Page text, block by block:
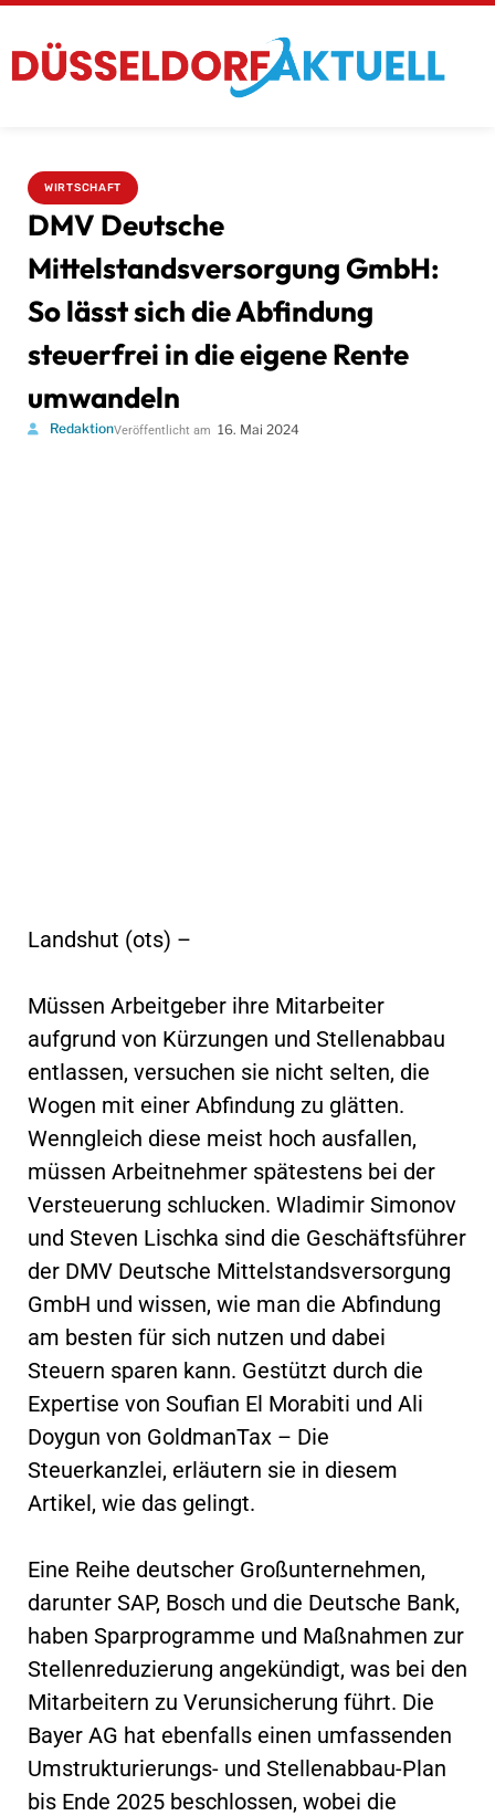
WIRTSCHAFT
DMV Deutsche
Mittelstandsversorgung GmbH:
So lässt sich die Abfindung
steuerfrei in die eigene Rente
umwandeln
RedaktionVeröffentlicht am 16. Mai 2024
Landshut (ots) –
Müssen Arbeitgeber ihre Mitarbeiter
aufgrund von Kürzungen und Stellenabbau
entlassen, versuchen sie nicht selten, die
Wogen mit einer Abfindung zu glätten.
Wenngleich diese meist hoch ausfallen,
müssen Arbeitnehmer spätestens bei der
Versteuerung schlucken. Wladimir Simonov
und Steven Lischka sind die Geschäftsführer
der DMV Deutsche Mittelstandsversorgung
GmbH und wissen, wie man die Abfindung
am besten für sich nutzen und dabei
Steuern sparen kann. Gestützt durch die
Expertise von Soufian El Morabiti und Ali
Doygun von GoldmanTax – Die
Steuerkanzlei, erläutern sie in diesem
Artikel, wie das gelingt.
Eine Reihe deutscher Großunternehmen,
darunter SAP, Bosch und die Deutsche Bank,
haben Sparprogramme und Maßnahmen zur
Stellenreduzierung angekündigt, was bei den
Mitarbeitern zu Verunsicherung führt. Die
Bayer AG hat ebenfalls einen umfassenden
Umstrukturierungs- und Stellenabbau-Plan
bis Ende 2025 beschlossen, wobei die